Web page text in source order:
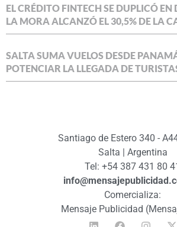
EL CRÉDITO FINTECH SE DUPLICÓ EN
LA MORA ALCANZÓ EL 30,5% DE LA
SALTA SUMA VUELOS DESDE
POTENCIAR LA LLEGADA DE
Santiago de Estero 340 -
Salta | Argentina
Tel: +54 387 431 80
Comercializa:
Mensaje Publicidad